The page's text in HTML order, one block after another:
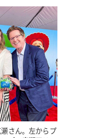
さん。左からプ